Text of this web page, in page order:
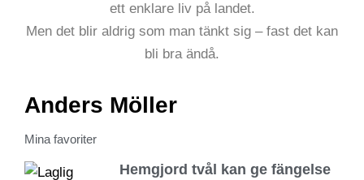
ett enklare liv på landet.
Men det blir aldrig som man tänkt sig – fast det kan
bli bra ändå.
Anders Möller
Mina favoriter
Hemgjord tvål kan ge fängelse